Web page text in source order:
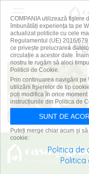
COMPANIA utilizează fişiere
îmbunătăți experiența ta pe
actualizat politicile cu cele
Regulamentul (UE) 2016/
ce privește prelucrarea
circulație a acestor date.
nostru te rugăm să aloci
Politicii de Cookie.
Prin continuarea navigării
utilizării fişierelor de tip
poți modifica în orice
instrucțiunile din Politica de
SUNT DE
Puteți merge chiar acum și
cookie:
Politica de